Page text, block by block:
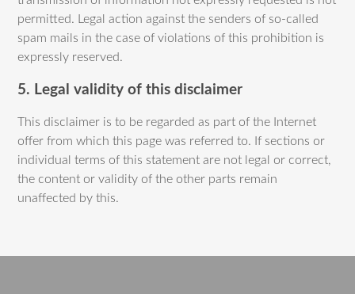
permitted. Legal action against the senders of so-called
spam mails in the case of violations of this prohibition is
expressly reserved.
5. Legal validity of this disclaimer
This disclaimer is to be regarded as part of the Internet
offer from which this page was referred to. If sections or
individual terms of this statement are not legal or correct,
the content or validity of the other parts remain
unaffected by this.